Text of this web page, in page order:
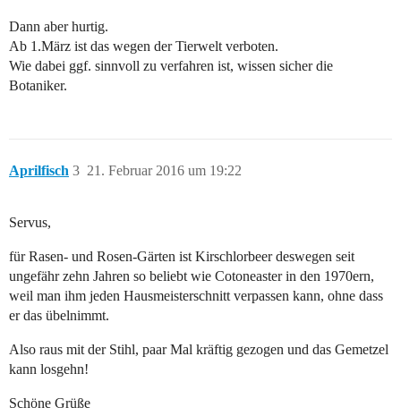
Dann aber hurtig.
Ab 1.März ist das wegen der Tierwelt verboten.
Wie dabei ggf. sinnvoll zu verfahren ist, wissen sicher die
Botaniker.
Aprilfisch 21. Februar 2016 um 19:22
3
Servus,
für Rasen- und Rosen-Gärten ist Kirschlorbeer deswegen seit
ungefähr zehn Jahren so beliebt wie Cotoneaster in den 1970ern,
weil man ihm jeden Hausmeisterschnitt verpassen kann, ohne dass
er das übelnimmt.
Also raus mit der Stihl, paar Mal kräftig gezogen und das Gemetzel
kann losgehn!
Schöne Grüße